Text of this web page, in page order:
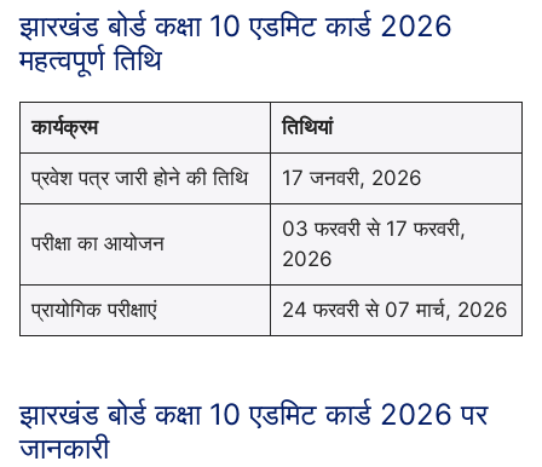
झारखंड बोर्ड कक्षा 10 एडमिट कार्ड 2026
महत्वपूर्ण तिथि
कार्यक्रम तिथियां
प्रवेश पत्र जारी होने की तिथि 17 जनवरी, 2026
परीक्षा का आयोजन
03 फरवरी से 17 फरवरी,
2026
प्रायोगिक परीक्षाएं 24 फरवरी से 07 मार्च, 2026
झारखंड बोर्ड कक्षा 10 एडमिट कार्ड 2026 पर
जानकारी